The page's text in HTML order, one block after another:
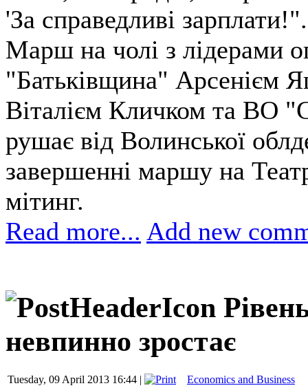
'За справедливі зарплати!".
Марш на чолі з лідерами
"Батьківщина" Арсенієм
Віталієм Кличком та ВО
рушає від Волинської
завершенні маршу на
мітинг.
Read more... Add new
невпинно зростає
Tuesday, 09 April 2013 16:44 | Economics and Business